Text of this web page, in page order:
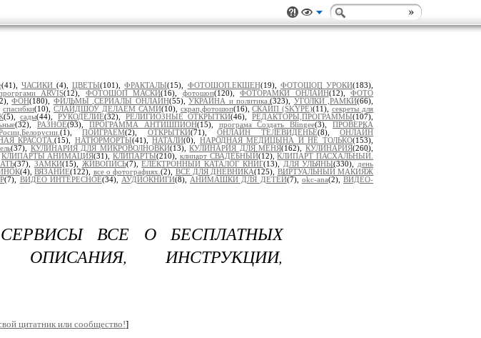
(41), ЧАСИКИ (4),ЦВЕТЫ(101),ФРАКТАЛЫ(15), ФОТОШОП.ЕКШЕН(19), ФОТОШОП УРОКИ(183),
ARVIS(12), ФОТОШОП МАСКИ(16), фотошоп(120),ФОТОРАМКИ ОНЛАЙН(12),ФОТО
ФОН(180), ФИЛЬМЫ ,СЕРИАЛЫ ОНЛАЙН(55),УКРАИНА и политика.(323), УГОЛКИ ,РАМКИ(66),
спасибки(10),СЛАЙДШОУ ДЕЛАЕМ САМИ(10), скрап,фотошоп(16),СКАЙП (SKYPE)(11),секреты для
(5),сады(44),РУКОДЕЛИЕ(32), РЕЛИГИОЗНЫЕ ОТКРЫТКИ(46),РЕДАКТОРЫ,ПРОГРАММЫ(107),
(32),РАЗНОЕ(93), ПРОГРАММА АНТИШПИОН(15), програма Создать Blingee(3),ПРОВЕРКА
(1), ПОИГРАЕМ(2), ОТКРЫТКИ(71), ОНЛАЙН ТЕЛЕВИДЕНЬЕ(8), ОНЛАЙН
КРАСОТА.(15), НАТЮРМОРТЫ(41),НАТАЛИ(0), НАРОДНАЯ МЕДИЦЫНА И НЕ ТОЛЬКО(153),
(37), КУЛИНАРИЯ ДЛЯ МИКРОВОЛНОВКИ(13),КУЛИНАРИЯ ДЛЯ МЕНЯ(162),КУЛИНАРИЯ(260),
КЛИПАРТЫ АНИМАЦИЯ(31),КЛИПАРТЫ(210), клипарт СВАДЕБНЫЙ(12),КЛИПАРТ ПАСХАЛЬНЫЙ.
(37), ЗАМКИ(15), ЖИВОПИСЬ(7),ЕЛЕКТРОННЫЙ КАТАЛОГ КНИГ(13), ДЛЯ УЛЬЯНЫ(330), день
(4),ВЯЗАНИЕ(122), все о фотографиях.(2), ВСЕ ДЛЯ ДНЕВНИКА(125), ВИРТУАЛЬНЫЙ МАКИЯЖ
(7), ВИДЕО ИНТЕРЕСНОЕ(34), АУДИОКНИГИ(8), АНИМАШКИ ДЛЯ ДЕТЕЙ(7), okc-ana(2),ВИДЕО-
ВСЕ О БЕСПЛАТНЫХ
ОПИСАНИЯ, ИНСТРУКЦИИ,
цитатник или сообщество!]